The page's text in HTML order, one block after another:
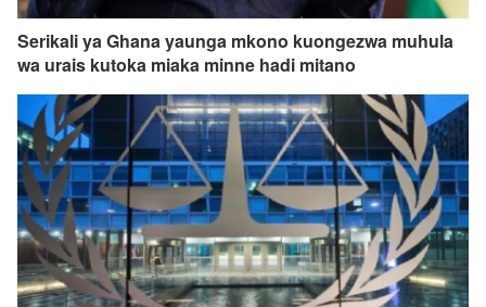
Serikali ya Ghana yaunga mkono kuongezwa muhula
wa urais kutoka miaka minne hadi mitano